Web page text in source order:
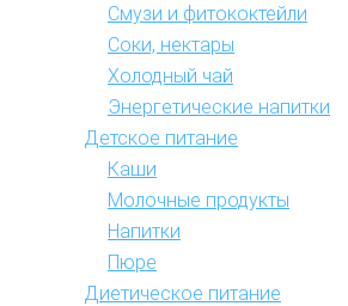
Смузи и фитококтейли
Соки, нектары
Холодный чай
Энергетические напитки
Детское питание
Каши
Молочные продукты
Напитки
Пюре
Диетическое питание